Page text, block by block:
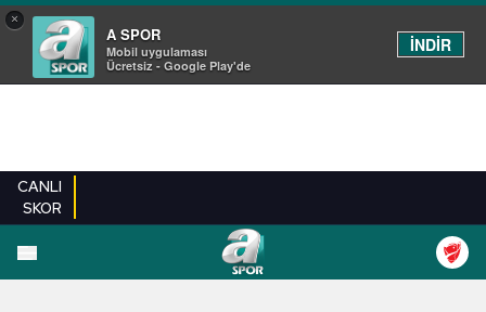
×
A SPOR
Mobil uygulaması
Ücretsiz - Google Play'de
İNDİR
CANLI
SKOR